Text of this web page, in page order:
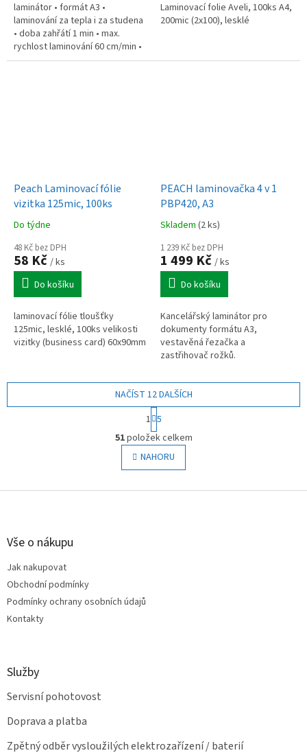
laminátor • formát A3 •
laminování za tepla i za studena
• doba zahřátí 1 min • max.
rychlost laminování 60 cm/min •
šířka vstupu 320 mm • systém
Laminovací folie Aveli, 100ks A4,
200mic (2x100), lesklé
Peach Laminovací fólie
vizitka 125mic, 100ks
Do týdne
48 Kč bez DPH
58 Kč / ks
Do košíku
laminovací fólie tloušťky
125mic, lesklé, 100ks velikosti
vizitky (business card) 60x90mm
PEACH laminovačka 4 v 1
PBP420, A3
Skladem (2 ks)
1 239 Kč bez DPH
1 499 Kč / ks
Do košíku
Kancelářský laminátor pro
dokumenty formátu A3,
vestavěná řezačka a
zastřihovač rožků.
O
v
l
á
NAČÍST 12 DALŠÍCH
S
t
r
á
n
k
v
1 5
51položek celkem
NAHORU
Z
Vše o nákupu
Jak nakupovat
Obchodní podmínky
Podmínky ochrany osobních údajů
Kontakty
Služby
Servisní pohotovost
Doprava a platba
Zpětný odběr vysloužilých elektrozařízení / baterií